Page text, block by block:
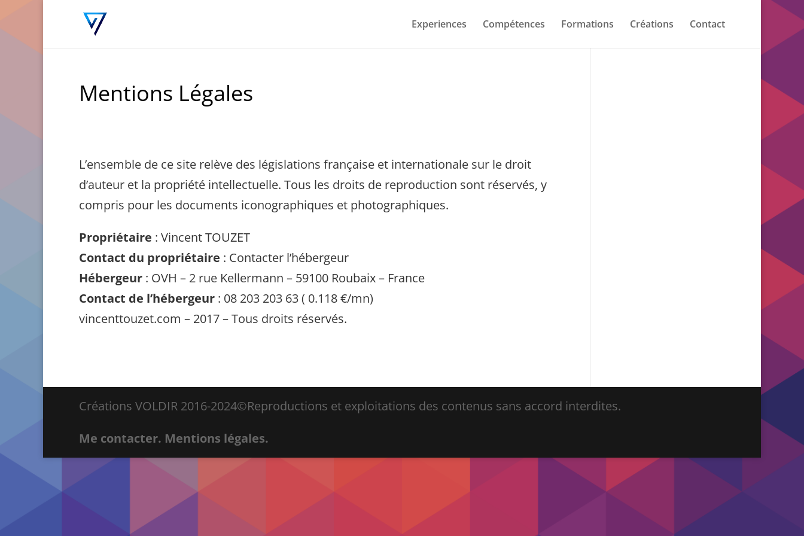
Experiences Compétences Formations Créations Contact
Mentions Légales
L’ensemble de ce site relève des législations française et internationale sur le droit
d’auteur et la propriété intellectuelle. Tous les droits de reproduction sont réservés, y
compris pour les documents iconographiques et photographiques.
Propriétaire : Vincent TOUZET
Contact du propriétaire : Contacter l’hébergeur
Hébergeur : OVH – 2 rue Kellermann – 59100 Roubaix – France
Contact de l’hébergeur : 08 203 203 63 ( 0.118 €/mn)
vincenttouzet.com – 2017 – Tous droits réservés.
Créations VOLDIR 2016-2024©Reproductions et exploitations des contenus sans accord interdites.
Me contacter. Mentions légales.